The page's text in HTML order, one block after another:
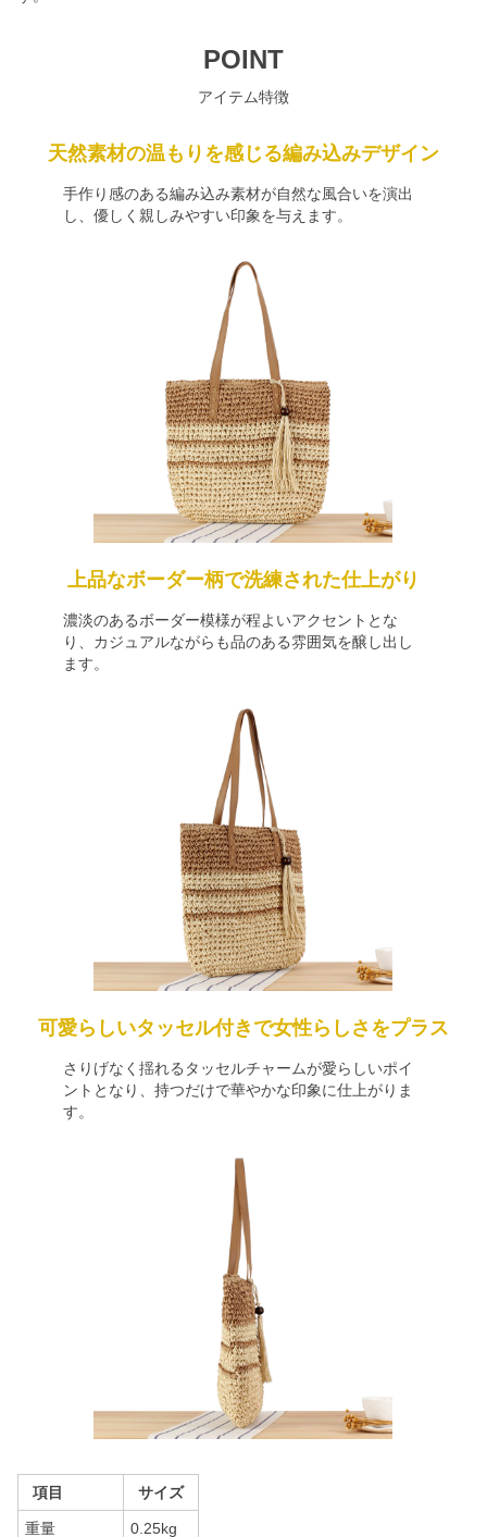
POINT
アイテム特徴
天然素材の温もりを感じる編み込みデザイン
手作り感のある編み込み素材が自然な風合いを演出
し、優しく親しみやすい印象を与えます。
上品なボーダー柄で洗練された仕上がり
濃淡のあるボーダー模様が程よいアクセントとな
り、カジュアルながらも品のある雰囲気を醸し出し
ます。
可愛らしいタッセル付きで女性らしさをプラス
さりげなく揺れるタッセルチャームが愛らしいポイ
ントとなり、持つだけで華やかな印象に仕上がりま
す。
項目 サイズ
重量 0.25kg